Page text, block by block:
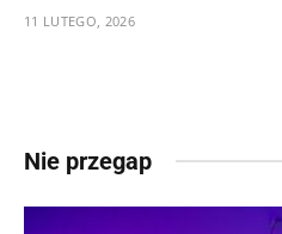
11 LUTEGO, 2026
Nie przegap